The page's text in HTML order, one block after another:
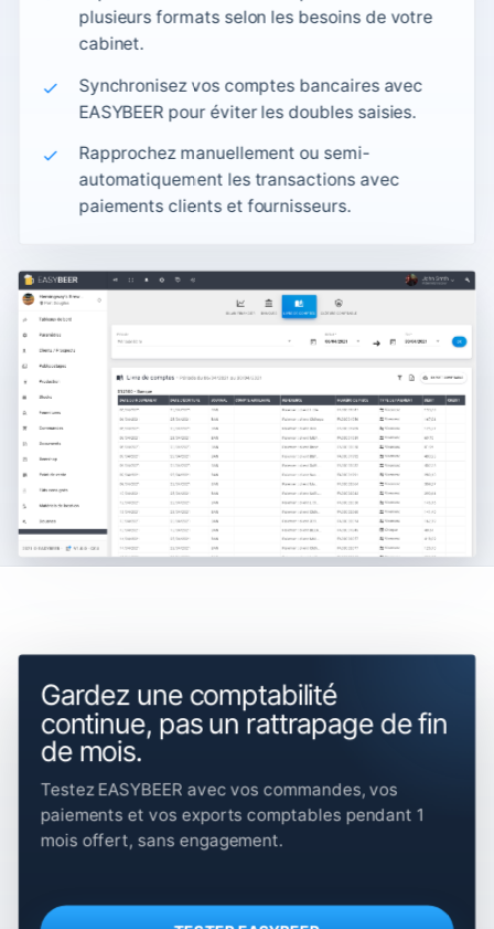
plusieurs formats selon les besoins de votre
cabinet.
Synchronisez vos comptes bancaires avec
EASYBEER pour éviter les doubles saisies.
Rapprochez manuellement ou semi-
automatiquement les transactions avec
paiements clients et fournisseurs.
Gardez une comptabilité
continue, pas un rattrapage de fin
de mois.
Testez EASYBEER avec vos commandes, vos
paiements et vos exports comptables pendant 1
mois offert, sans engagement.